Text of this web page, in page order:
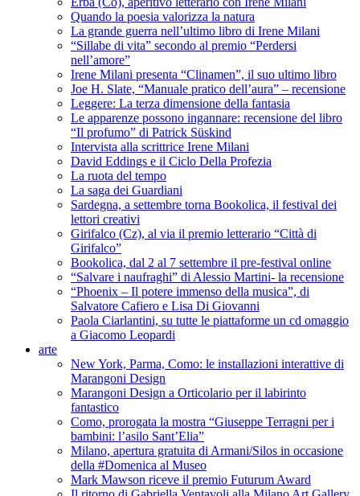
Quando la poesia valorizza la natura
La grande guerra nell’ultimo libro di Irene Milani
“Sillabe di vita” secondo al premio “Perdersi
nell’amore”
Irene Milani presenta “Clinamen”, il suo ultimo libro
Joe H. Slate, “Manuale pratico dell’aura” – recensione
Leggere: La terza dimensione della fantasia
Le apparenze possono ingannare: recensione del libro
“Il profumo” di Patrick Süskind
Intervista alla scrittrice Irene Milani
David Eddings e il Ciclo Della Profezia
La ruota del tempo
La saga dei Guardiani
Sardegna, a settembre torna Bookolica, il festival dei
lettori creativi
Girifalco (Cz), al via il premio letterario “Città di
Girifalco”
Bookolica, dal 2 al 7 settembre il pre-festival online
“Salvare i naufraghi” di Alessio Martini- la recensione
“Phoenix – Il potere immenso della musica”, di
Salvatore Cafiero e Lisa Di Giovanni
Paola Ciarlantini, su tutte le piattaforme un cd omaggio
a Giacomo Leopardi
arte
New York, Parma, Como: le installazioni interattive di
Marangoni Design
Marangoni Design a Orticolario per il labirinto
fantastico
Como, prorogata la mostra “Giuseppe Terragni per i
bambini: l’asilo Sant’Elia”
Milano, apertura gratuita di Armani/Silos in occasione
della #Domenica al Museo
Mark Mawson riceve il premio Futurum Award